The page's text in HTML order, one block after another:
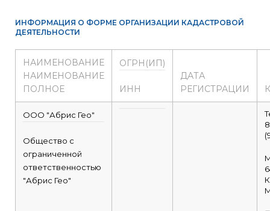
ИНФОРМАЦИЯ О ФОРМЕ ОРГАНИЗАЦИИ КАДАСТРОВОЙ
ДЕЯТЕЛЬНОСТИ
НАИМЕНОВАНИЕ
НАИМЕНОВАНИЕ
ПОЛНОЕ
ОГРН(ИП)
ИНН
ДАТА
РЕГИСТРАЦИИ
ООО "Абрис Гео"
Общество с
ограниченной
ответственностью
"Абрис Гео"